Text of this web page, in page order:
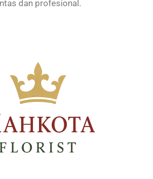
dan profesional.